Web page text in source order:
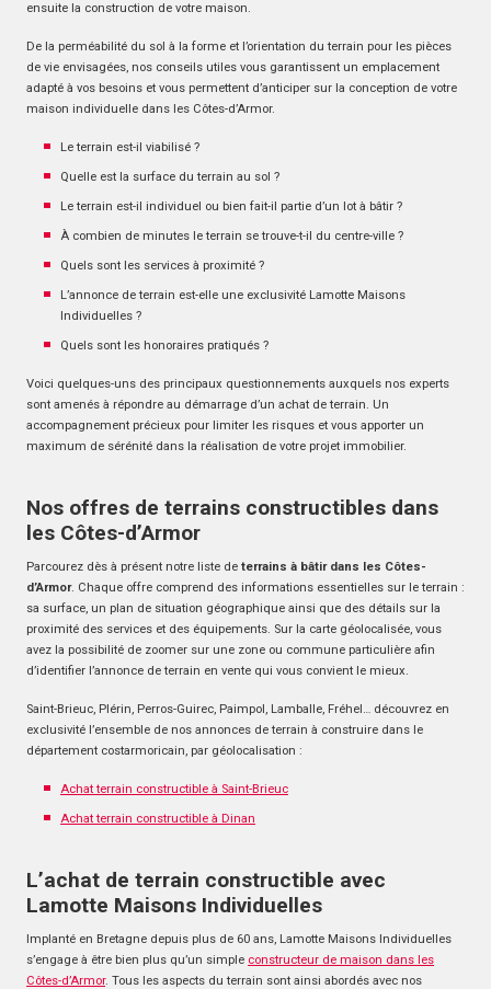
ensuite la construction de votre maison.
De la perméabilité du sol à la forme et l’orientation du terrain pour les pièces
de vie envisagées, nos conseils utiles vous garantissent un emplacement
adapté à vos besoins et vous permettent d’anticiper sur la conception de votre
maison individuelle dans les Côtes-d’Armor.
Le terrain est-il viabilisé ?
Quelle est la surface du terrain au sol ?
Le terrain est-il individuel ou bien fait-il partie d’un lot à bâtir ?
À combien de minutes le terrain se trouve-t-il du centre-ville ?
Quels sont les services à proximité ?
L’annonce de terrain est-elle une exclusivité Lamotte Maisons
Individuelles ?
Quels sont les honoraires pratiqués ?
Voici quelques-uns des principaux questionnements auxquels nos experts
sont amenés à répondre au démarrage d’un achat de terrain. Un
accompagnement précieux pour limiter les risques et vous apporter un
maximum de sérénité dans la réalisation de votre projet immobilier.
Nos offres de terrains constructibles dans
les Côtes-d’Armor
Parcourez dès à présent notre liste de terrains à bâtir dans les Côtes-
d’Armor. Chaque offre comprend des informations essentielles sur le terrain :
sa surface, un plan de situation géographique ainsi que des détails sur la
proximité des services et des équipements. Sur la carte géolocalisée, vous
avez la possibilité de zoomer sur une zone ou commune particulière afin
d’identifier l’annonce de terrain en vente qui vous convient le mieux.
Saint-Brieuc, Plérin, Perros-Guirec, Paimpol, Lamballe, Fréhel… découvrez en
exclusivité l’ensemble de nos annonces de terrain à construire dans le
département costarmoricain, par géolocalisation :
Achat terrain constructible à Saint-Brieuc
Achat terrain constructible à Dinan
L’achat de terrain constructible avec
Lamotte Maisons Individuelles
Implanté en Bretagne depuis plus de 60 ans, Lamotte Maisons Individuelles
s’engage à être bien plus qu’un simple constructeur de maison dans les
Côtes-d’Armor. Tous les aspects du terrain sont ainsi abordés avec nos